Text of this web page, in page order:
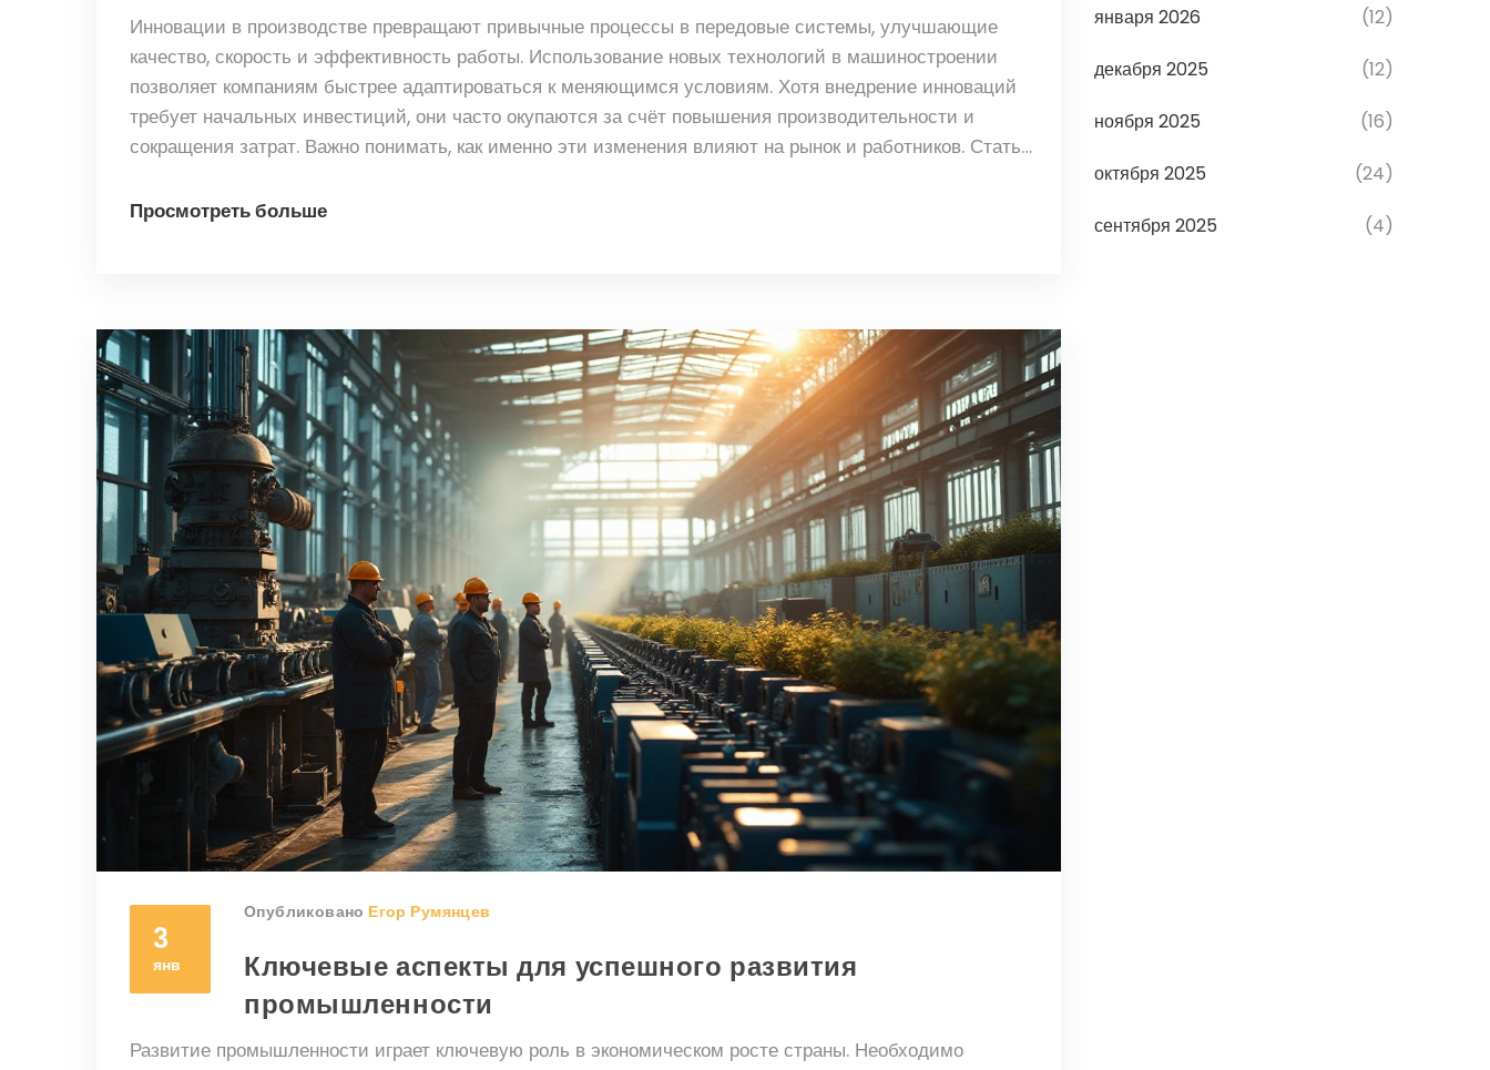
Инновации в производстве превращают привычные процессы в передовые системы, улучшающие
качество, скорость и эффективность работы. Использование новых технологий в машиностроении
позволяет компаниям быстрее адаптироваться к меняющимся условиям. Хотя внедрение инноваций
требует начальных инвестиций, они часто окупаются за счёт повышения производительности и
сокращения затрат. Важно понимать, как именно эти изменения влияют на рынок и работников. Статья
Просмотреть больше
3
янв
Опубликовано Егор Румянцев
Ключевые аспекты для успешного развития
промышленности
Развитие промышленности играет ключевую роль в экономическом росте страны. Необходимо
января 2026 (12)
декабря 2025 (12)
ноября 2025 (16)
октября 2025 (24)
сентября 2025 (4)